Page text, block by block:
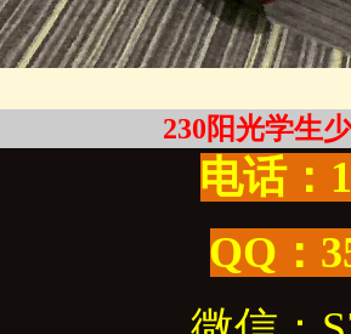
230阳光学生
电话：
QQ：